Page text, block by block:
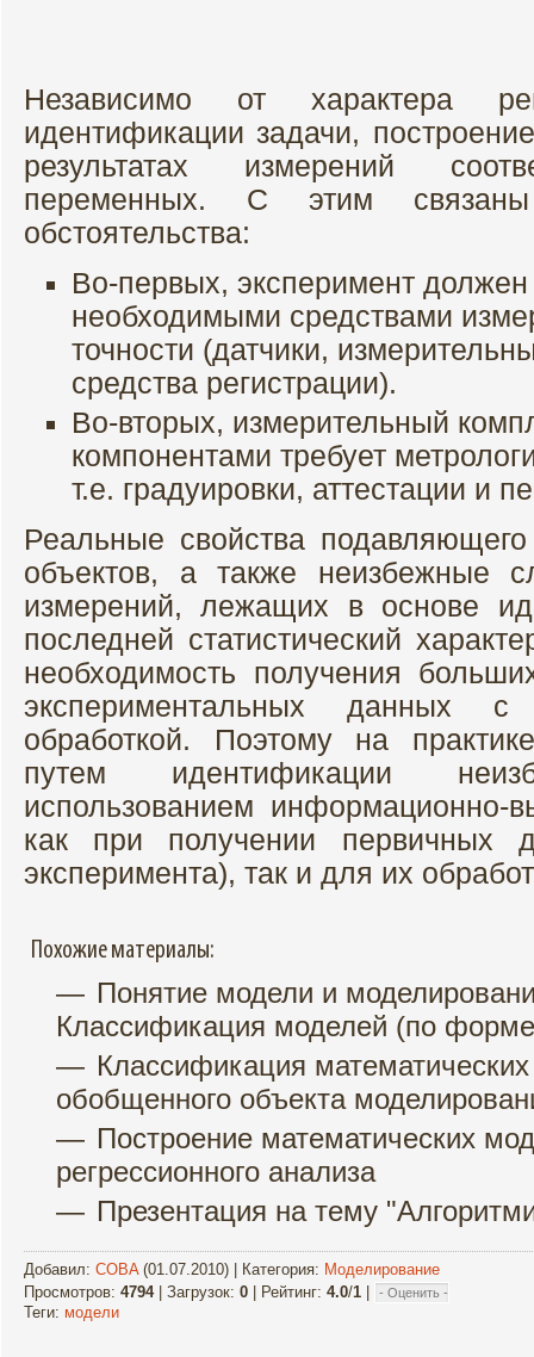
Независимо от характера
идентификации задачи,
результатах измерений
переменных. С этим
обстоятельства:
Во-первых, эксперимент
необходимыми средствами
точности (датчики,
средства регистрации).
Во-вторых, измерительный
компонентами требует
т.е. градуировки, аттестации и
Реальные свойства
объектов, а также неизбежные
измерений, лежащих в основе
последней статистический
необходимость получения
экспериментальных
обработкой. Поэтому на
путем идентификации
использованием информационно-
как при получении первичных
эксперимента), так и для их
Похожие материалы:
Понятие модели и
Классификация моделей (по
Классификация
обобщенного объекта
Построение математических
регрессионного анализа
Презентация на тему
Добавил: COBA(01.07.2010) | Категория: Моделирование
Просмотров: 4794| Загрузок: 0 | Рейтинг: 4.0/1 |
Теги: модели